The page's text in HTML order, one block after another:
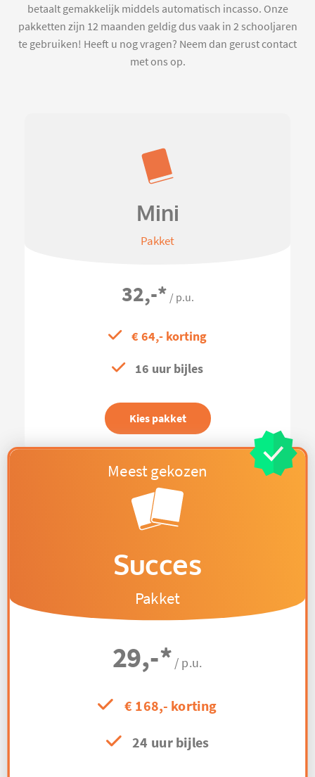
betaalt gemakkelijk middels automatisch incasso. Onze
pakketten zijn 12 maanden geldig dus vaak in 2 schooljaren
te gebruiken! Heeft u nog vragen? Neem dan gerust contact
met ons op.
Mini
Pakket
32,-* / p.u.
€ 64,- korting
16 uur bijles
Kies pakket
Succes
Pakket
29,-* / p.u.
€ 168,- korting
24 uur bijles